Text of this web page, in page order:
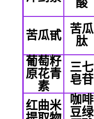
酸
苦瓜甙
苦瓜
肽
葡萄籽
原花青
素
三七
皂苷
红曲米
咖啡
豆绿